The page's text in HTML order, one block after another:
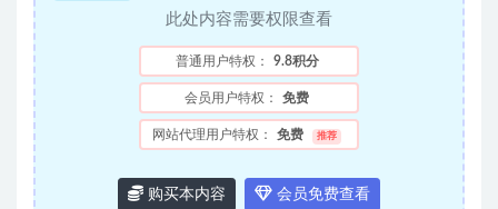
此处内容需要权限查看
普通用户特权： 9.8积分
会员用户特权： 免费
网站代理用户特权： 免费 推荐
购买本内容 会员免费查看